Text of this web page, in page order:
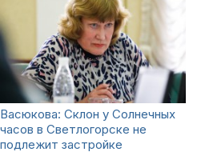
Васюкова: Склон у Солнечных
часов в Светлогорске не
подлежит застройке